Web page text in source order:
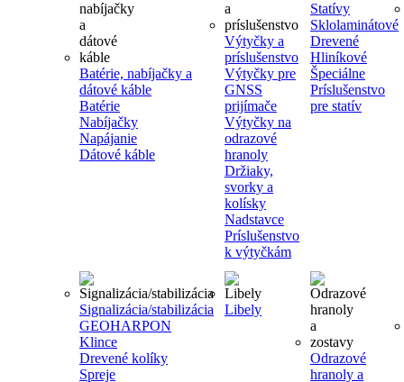
Batérie, nabíjačky a
dátové káble
Batérie
Nabíjačky
Napájanie
Dátové káble
Výtyčky a
príslušenstvo
Výtyčky pre
GNSS
prijímače
Výtyčky na
odrazové
hranoly
Držiaky,
svorky a
kolísky
Nadstavce
Príslušenstvo
k výtyčkám
Statívy
Sklolaminátové
Drevené
Hliníkové
Špeciálne
Príslušenstvo
pre statív
Signalizácia/stabilizácia
GEOHARPON
Klince
Drevené kolíky
Spreje
Libely
Odrazové
hranoly a